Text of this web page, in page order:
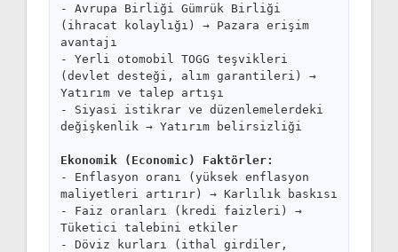
- Avrupa Birliği Gümrük Birliği
(ihracat kolaylığı) → Pazara erişim
avantajı
- Yerli otomobil TOGG teşvikleri
(devlet desteği, alım garantileri) →
Yatırım ve talep artışı
- Siyasi istikrar ve düzenlemelerdeki
değişkenlik → Yatırım belirsizliği
Ekonomik (Economic) Faktörler:
- Enflasyon oranı (yüksek enflasyon
maliyetleri artırır) → Karlılık baskısı
- Faiz oranları (kredi faizleri) →
Tüketici talebini etkiler
- Döviz kurları (ithal girdiler,